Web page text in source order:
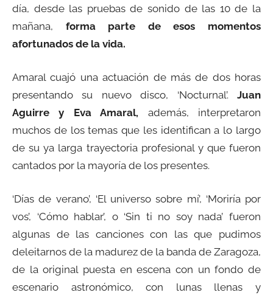
día, desde las pruebas de sonido de las 10 de la
mañana, forma parte de esos momentos
afortunados de la vida.
Amaral cuajó una actuación de más de dos horas
presentando su nuevo disco, ‘Nocturnal’. Juan
Aguirre y Eva Amaral, además, interpretaron
muchos de los temas que les identifican a lo largo
de su ya larga trayectoria profesional y que fueron
cantados por la mayoría de los presentes.
‘Días de verano’, ‘El universo sobre mí’, ‘Moriría por
vos’, ‘Cómo hablar’, o ‘Sin ti no soy nada’ fueron
algunas de las canciones con las que pudimos
deleitarnos de la madurez de la banda de Zaragoza,
de la original puesta en escena con un fondo de
escenario astronómico, con lunas llenas y